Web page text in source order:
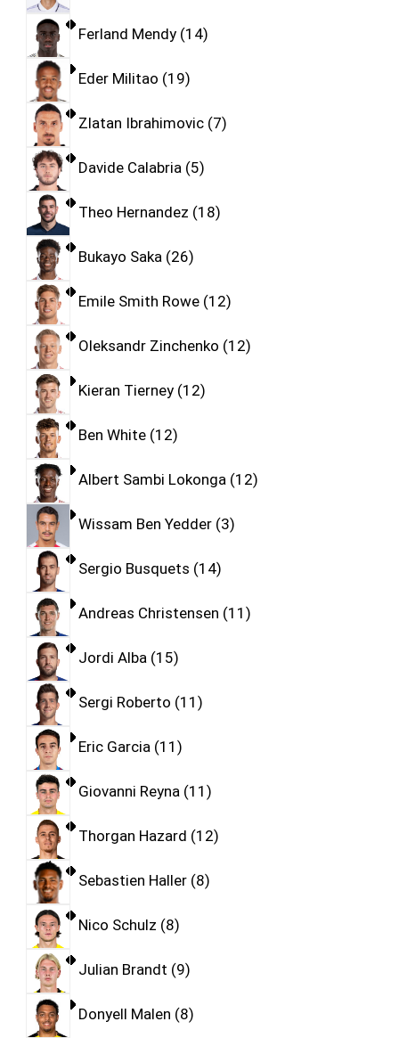
Ferland Mendy 14
Eder Militao 19
Zlatan Ibrahimovic 7
Davide Calabria 5
Theo Hernandez 18
Bukayo Saka 26
Emile Smith Rowe 12
Oleksandr Zinchenko 12
Kieran Tierney 12
Ben White 12
Albert Sambi Lokonga 12
Wissam Ben Yedder 3
Sergio Busquets 14
Andreas Christensen 11
Jordi Alba 15
Sergi Roberto 11
Eric Garcia 11
Giovanni Reyna 11
Thorgan Hazard 12
Sebastien Haller 8
Nico Schulz 8
Julian Brandt 9
Donyell Malen 8